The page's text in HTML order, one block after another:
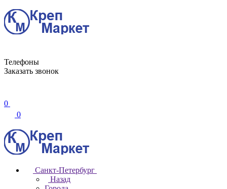
Телефоны
Заказать звонок
0
0
Санкт-Петербург
Назад